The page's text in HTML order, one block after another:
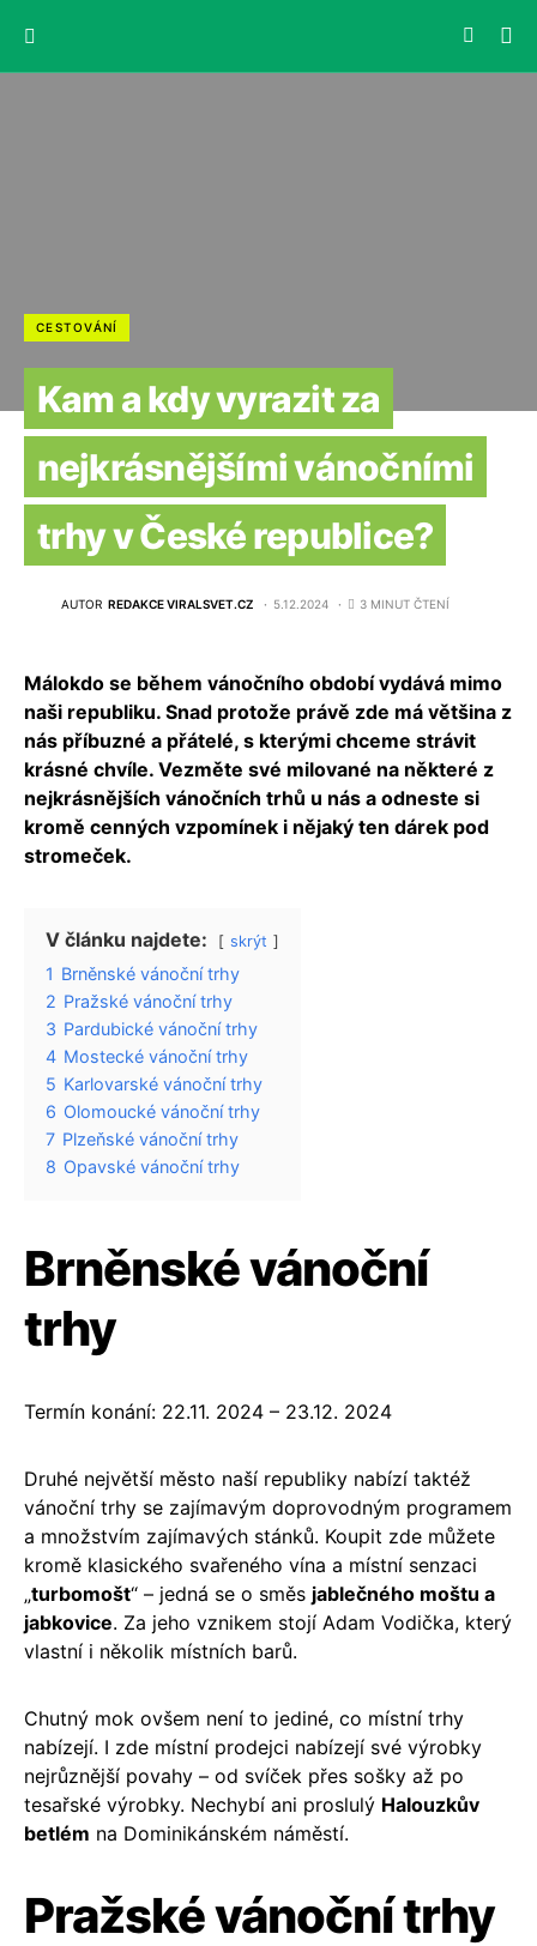
CESTOVÁNÍ
Kam a kdy vyrazit za
nejkrásnějšími vánočními
trhy v České republice?
AUTOR REDAKCE VIRALSVET.CZ 5.12.2024 3 MINUT ČTENÍ
Málokdo se během vánočního období vydává mimo
naši republiku. Snad protože právě zde má většina z
nás příbuzné a přátelé, s kterými chceme strávit
krásné chvíle. Vezměte své milované na některé z
nejkrásnějších vánočních trhů u nás a odneste si
kromě cenných vzpomínek i nějaký ten dárek pod
stromeček.
V článku najdete: skrýt
1 Brněnské vánoční trhy
2 Pražské vánoční trhy
3 Pardubické vánoční trhy
4 Mostecké vánoční trhy
5 Karlovarské vánoční trhy
6 Olomoucké vánoční trhy
7 Plzeňské vánoční trhy
8 Opavské vánoční trhy
Brněnské vánoční
trhy
Termín konání: 22.11. 2024 – 23.12. 2024
Druhé největší město naší republiky nabízí taktéž
vánoční trhy se zajímavým doprovodným programem
a množstvím zajímavých stánků. Koupit zde můžete
kromě klasického svařeného vína a místní senzaci
„turbomošt“ – jedná se o směs jablečného moštu a
jabkovice. Za jeho vznikem stojí Adam Vodička, který
vlastní i několik místních barů.
Chutný mok ovšem není to jediné, co místní trhy
nabízejí. I zde místní prodejci nabízejí své výrobky
nejrůznější povahy – od svíček přes sošky až po
tesařské výrobky. Nechybí ani proslulý Halouzkův
betlém na Dominikánském náměstí.
Pražské vánoční trhy